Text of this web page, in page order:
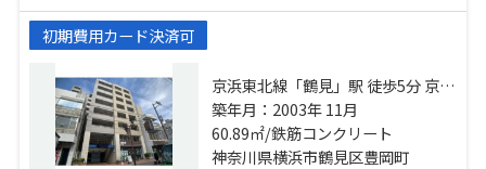
初期費用カード決済可
京浜東北線「鶴見」駅 徒歩5分 京急
本線「京急鶴見」駅 徒歩10分 京急
本線「花月総持寺」駅 徒歩16分
築年月：2003年 11月
60.89㎡/鉄筋コンクリート
神奈川県横浜市鶴見区豊岡町